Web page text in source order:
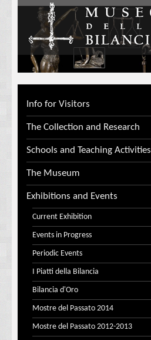
Info for Visitors
The Collection and Research
Schools and Teaching Activities
The Museum
Exhibitions and Events
Current Exhibition
Events in Progress
Periodic Events
I Piatti della Bilancia
Bilancia d'Oro
Mostre del Passato 2014
Mostre del Passato 2012-2013